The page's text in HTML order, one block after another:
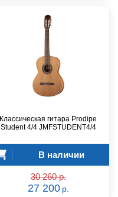
Классическая гитара Prodipe
Student 4/4 JMFSTUDENT4/4
В наличии
30 260 р.
27 200 р.